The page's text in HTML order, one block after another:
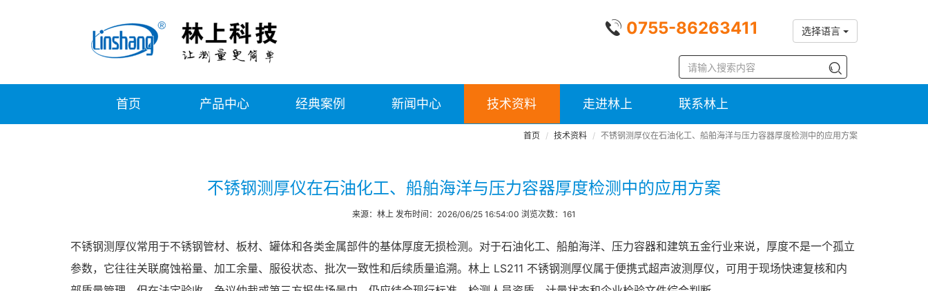
0755-86263411 选择语言
首页 产品中心 经典案例 新闻中心 技术资料 走进林上 联系林上
首页 技术资料 不锈钢测厚仪在石油化工、船舶海洋与压力容器厚度检测中的应用方案
不锈钢测厚仪在石油化工、船舶海洋与压力容器厚度检测中的应用方案
来源：林上 发布时间：2026/06/25 16:54:00 浏览次数：161
不锈钢测厚仪常用于不锈钢管材、板材、罐体和各类金属部件的基体厚度无损检测。对于石油化工、船舶海洋、压力容器和建筑五金行业来说，厚度不是一个孤立
参数，它往往关联腐蚀裕量、加工余量、服役状态、批次一致性和后续质量追溯。林上 LS211 不锈钢测厚仪属于便携式超声波测厚仪，可用于现场快速复核和内